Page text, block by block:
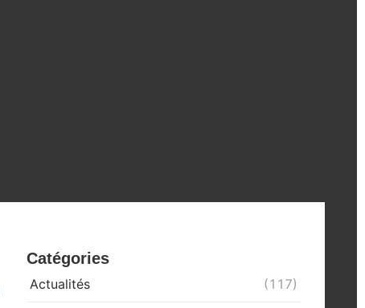
Catégories
Actualités (117)